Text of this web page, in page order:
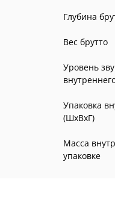
Глубина
Вес брутто
Уровень
Упаковка
(ШхВхГ)
Масса
упаковке